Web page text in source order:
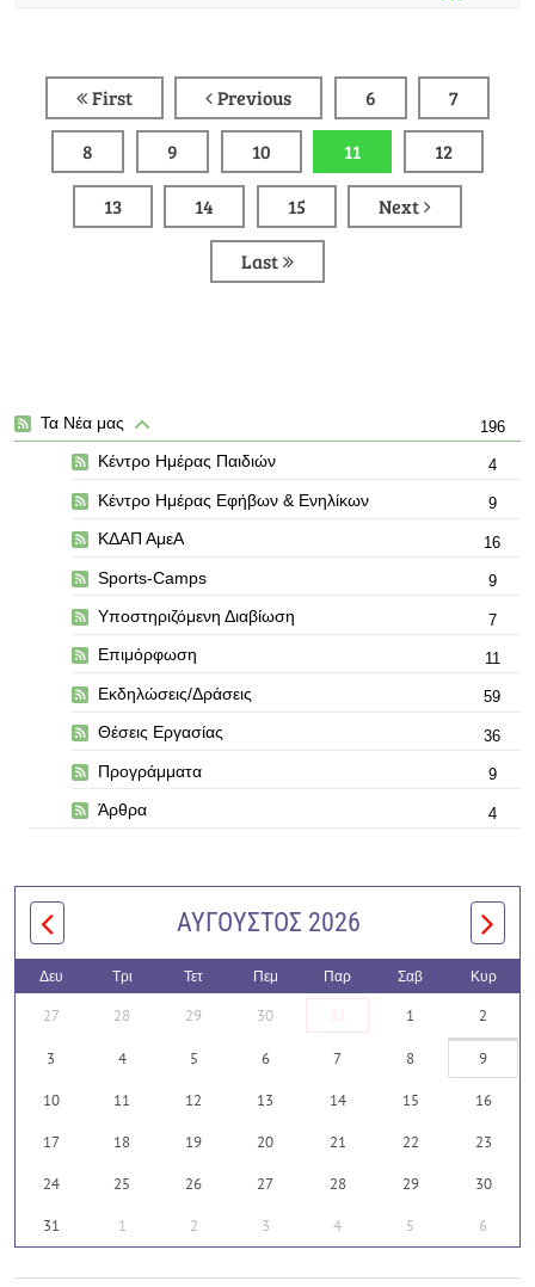
First Previous 6 7
8 9 10 11 12
13 14 15 Next
Last
Τα Νέα μας 196
Κέντρο Ημέρας Παιδιών 4
Κέντρο Ημέρας Εφήβων & Ενηλίκων 9
ΚΔΑΠ ΑμεΑ 16
Sports-Camps 9
Υποστηριζόμενη Διαβίωση 7
Επιμόρφωση 11
Εκδηλώσεις/Δράσεις 59
Θέσεις Εργασίας 36
Προγράμματα 9
Άρθρα 4
ΑΎΓΟΥΣΤΟΣ 2026
Δευ Τρι Τετ Πεμ Παρ Σαβ Κυρ
27 28 29 30 31 1 2
3 4 5 6 7 8 9
10 11 12 13 14 15 16
17 18 19 20 21 22 23
24 25 26 27 28 29 30
31 1 2 3 4 5 6